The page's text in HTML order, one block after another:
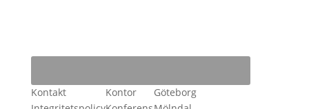
Kontakt
Kontor
Göteborg